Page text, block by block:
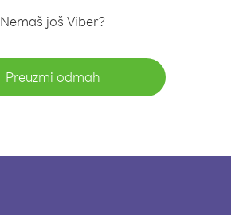
Nemaš još Viber?
Preuzmi odmah